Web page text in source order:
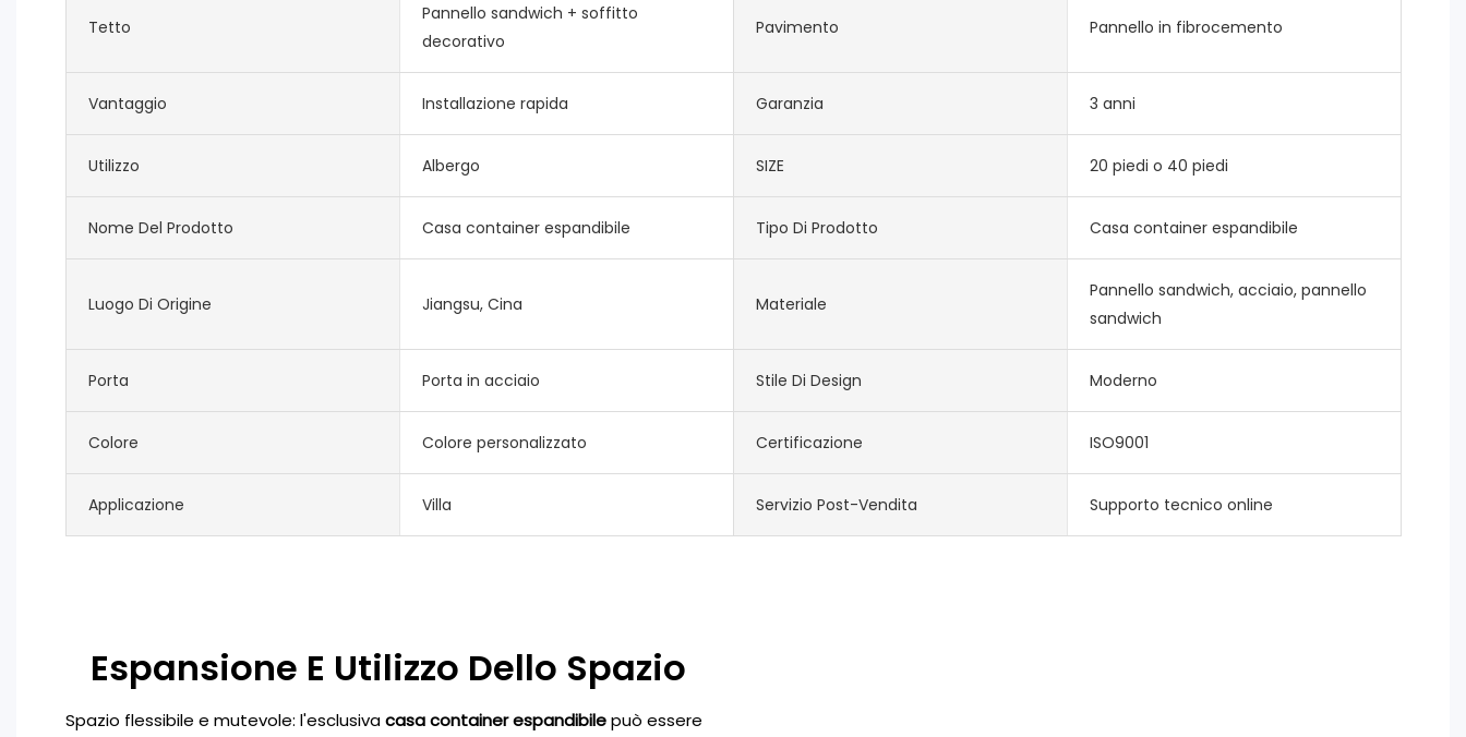
Tetto
Pannello sandwich + soffitto
decorativo
Pavimento Pannello in fibrocemento
Vantaggio Installazione rapida Garanzia 3 anni
Utilizzo Albergo SIZE 20 piedi o 40 piedi
Nome Del Prodotto Casa container espandibile Tipo Di Prodotto Casa container espandibile
Luogo Di Origine Jiangsu, Cina Materiale
Pannello sandwich, acciaio, pannello
sandwich
Porta Porta in acciaio Stile Di Design Moderno
Colore Colore personalizzato Certificazione ISO9001
Applicazione Villa Servizio Post-Vendita Supporto tecnico online
Espansione E Utilizzo Dello Spazio
Spazio flessibile e mutevole: l'esclusivacasa container espandibilepuò essere